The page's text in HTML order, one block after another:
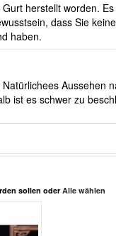
herstellt worden.
dass Sie
haben.
ist es schwer zu
sollen oder Alle wählen